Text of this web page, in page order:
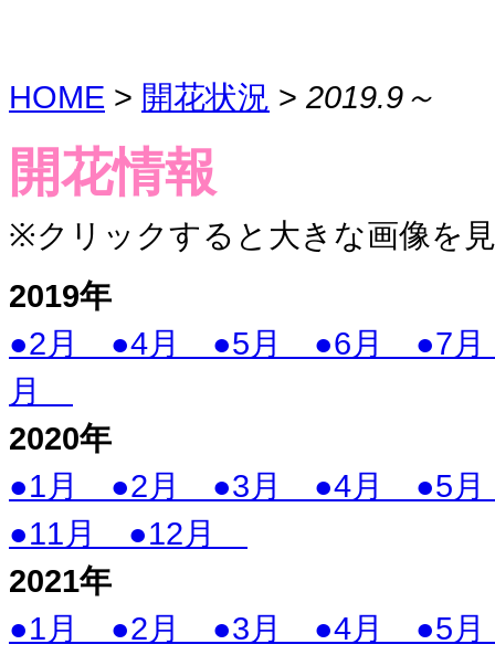
HOME > 開花状況 > 2019.9～
開花情報
※クリックすると大きな画像を
2019年
●2月 ●4月 ●5月 ●6月 ●7
月
2020年
●1月 ●2月 ●3月 ●4月 ●5
●11月 ●12月
2021年
●1月 ●2月 ●3月 ●4月 ●5